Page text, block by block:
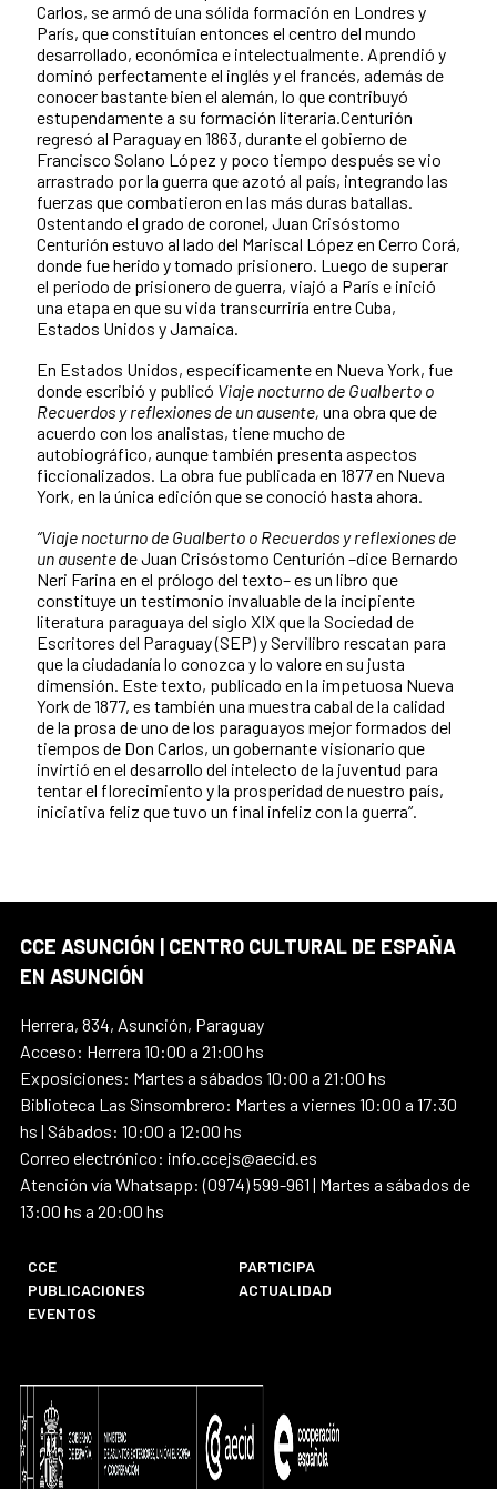
Carlos, se armó de una sólida formación en Londres y
París, que constituían entonces el centro del mundo
desarrollado, económica e intelectualmente. Aprendió y
dominó perfectamente el inglés y el francés, además de
conocer bastante bien el alemán, lo que contribuyó
estupendamente a su formación literaria.Centurión
regresó al Paraguay en 1863, durante el gobierno de
Francisco Solano López y poco tiempo después se vio
arrastrado por la guerra que azotó al país, integrando las
fuerzas que combatieron en las más duras batallas.
Ostentando el grado de coronel, Juan Crisóstomo
Centurión estuvo al lado del Mariscal López en Cerro Corá,
donde fue herido y tomado prisionero. Luego de superar
el periodo de prisionero de guerra, viajó a París e inició
una etapa en que su vida transcurriría entre Cuba,
Estados Unidos y Jamaica.
En Estados Unidos, específicamente en Nueva York, fue
donde escribió y publicó Viaje nocturno de Gualberto o
Recuerdos y reflexiones de un ausente, una obra que de
acuerdo con los analistas, tiene mucho de
autobiográfico, aunque también presenta aspectos
ficcionalizados. La obra fue publicada en 1877 en Nueva
York, en la única edición que se conoció hasta ahora.
“Viaje nocturno de Gualberto o Recuerdos y reflexiones de
un ausentede Juan Crisóstomo Centurión –dice Bernardo
Neri Farina en el prólogo del texto– es un libro que
constituye un testimonio invaluable de la incipiente
literatura paraguaya del siglo XIX que la Sociedad de
Escritores del Paraguay (SEP) y Servilibro rescatan para
que la ciudadanía lo conozca y lo valore en su justa
dimensión. Este texto, publicado en la impetuosa Nueva
York de 1877, es también una muestra cabal de la calidad
de la prosa de uno de los paraguayos mejor formados del
tiempos de Don Carlos, un gobernante visionario que
invirtió en el desarrollo del intelecto de la juventud para
tentar el florecimiento y la prosperidad de nuestro país,
iniciativa feliz que tuvo un final infeliz con la guerra”.
CCE ASUNCIÓN | CENTRO CULTURAL DE ESPAÑA
EN ASUNCIÓN
Herrera, 834, Asunción, Paraguay
Acceso: Herrera 10:00 a 21:00 hs
Exposiciones: Martes a sábados 10:00 a 21:00 hs
Biblioteca Las Sinsombrero: Martes a viernes 10:00 a 17:30
hs | Sábados: 10:00 a 12:00 hs
Correo electrónico: info.ccejs@aecid.es
Atención vía Whatsapp: (0974) 599-961 | Martes a sábados de
13:00 hs a 20:00 hs
CCE
PARTICIPA
PUBLICACIONES
ACTUALIDAD
EVENTOS